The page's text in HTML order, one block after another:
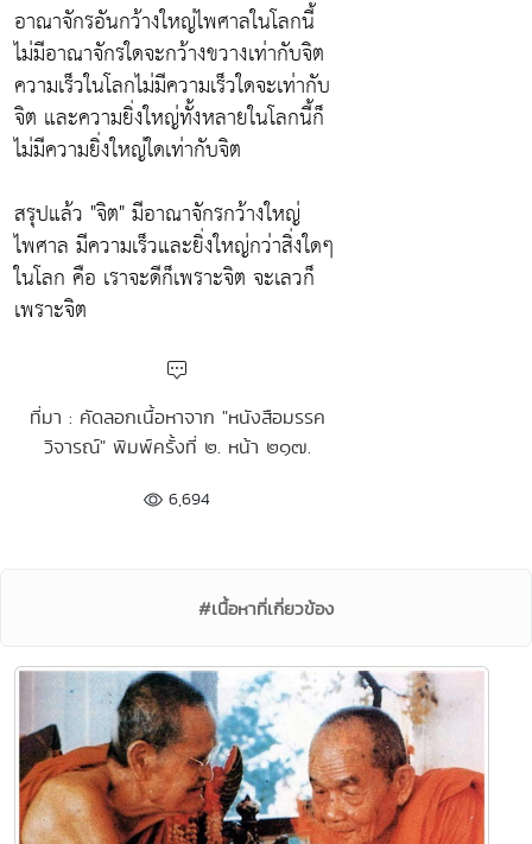
อาณาจักรอันกว้างใหญ่ไพศาลในโลกนี้
ไม่มีอาณาจักรใดจะกว้างขวางเท่ากับจิต
ความเร็วในโลกไม่มีความเร็วใดจะเท่ากับ
จิต และความยิ่งใหญ่ทั้งหลายในโลกนี้ก็
ไม่มีความยิ่งใหญ่ใดเท่ากับจิต
สรุปแล้ว "จิต" มีอาณาจักรกว้างใหญ่
ไพศาล มีความเร็วและยิ่งใหญ่กว่าสิ่งใดๆ
ในโลก คือ เราจะดีก็เพราะจิต จะเลวก็
เพราะจิต
ที่มา : คัดลอกเนื้อหาจาก "หนังสือมรรค
วิจารณ์" พิมพ์ครั้งที่ ๒. หน้า ๒๑๗.
6,694
#เนื้อหาที่เกี่ยวข้อง